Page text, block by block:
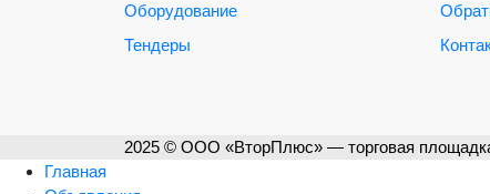
Оборудование
Тендеры
2025 © ООО «ВторПлюс» — торговая
Главная